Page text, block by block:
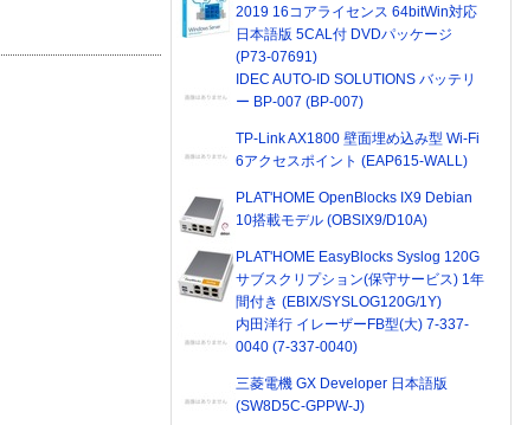
2019 16コアライセンス 64bitWin対応
日本語版 5CAL付 DVDパッケージ
(P73-07691)
IDEC AUTO-ID SOLUTIONS バッテリ
ー BP-007 (BP-007)
TP-Link AX1800 壁面埋め込み型 Wi-Fi
6アクセスポイント (EAP615-WALL)
PLAT'HOME OpenBlocks IX9 Debian
10搭載モデル (OBSIX9/D10A)
PLAT'HOME EasyBlocks Syslog 120G
サブスクリプション(保守サービス) 1年
間付き (EBIX/SYSLOG120G/1Y)
内田洋行 イレーザーFB型(大) 7-337-
0040 (7-337-0040)
三菱電機 GX Developer 日本語版
(SW8D5C-GPPW-J)